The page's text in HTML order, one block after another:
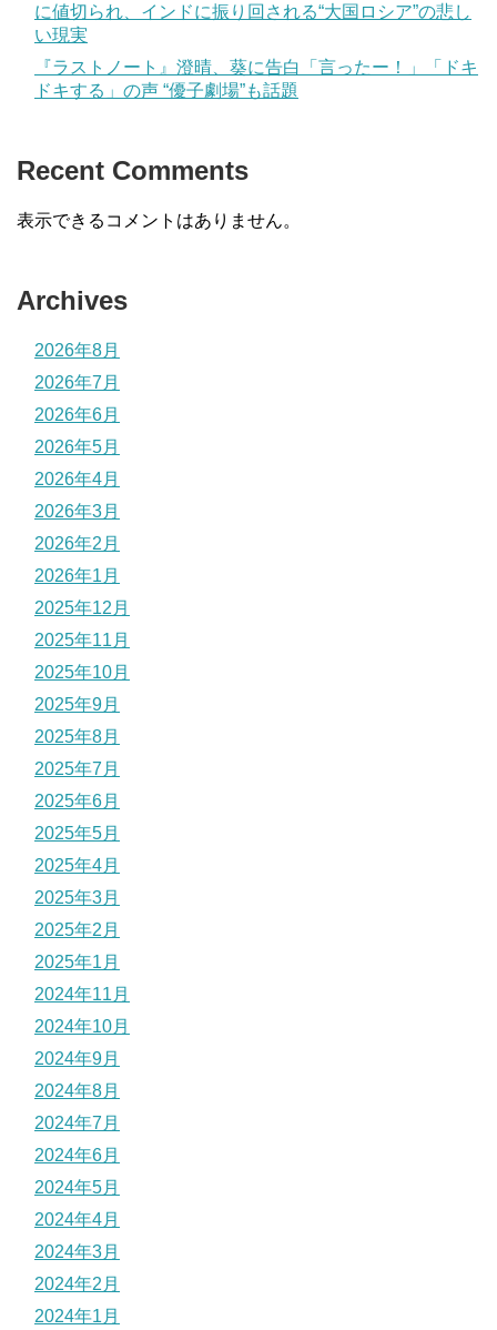
に値切られ、インドに振り回される“大国ロシア”の悲し
い現実
『ラストノート』澄晴、葵に告白「言ったー！」「ドキ
ドキする」の声 “優子劇場”も話題
Recent Comments
表示できるコメントはありません。
Archives
2026年8月
2026年7月
2026年6月
2026年5月
2026年4月
2026年3月
2026年2月
2026年1月
2025年12月
2025年11月
2025年10月
2025年9月
2025年8月
2025年7月
2025年6月
2025年5月
2025年4月
2025年3月
2025年2月
2025年1月
2024年11月
2024年10月
2024年9月
2024年8月
2024年7月
2024年6月
2024年5月
2024年4月
2024年3月
2024年2月
2024年1月